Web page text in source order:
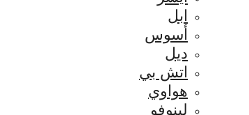
ابل
أسوس
ديل
اتش بي
هواوي
لينوفو